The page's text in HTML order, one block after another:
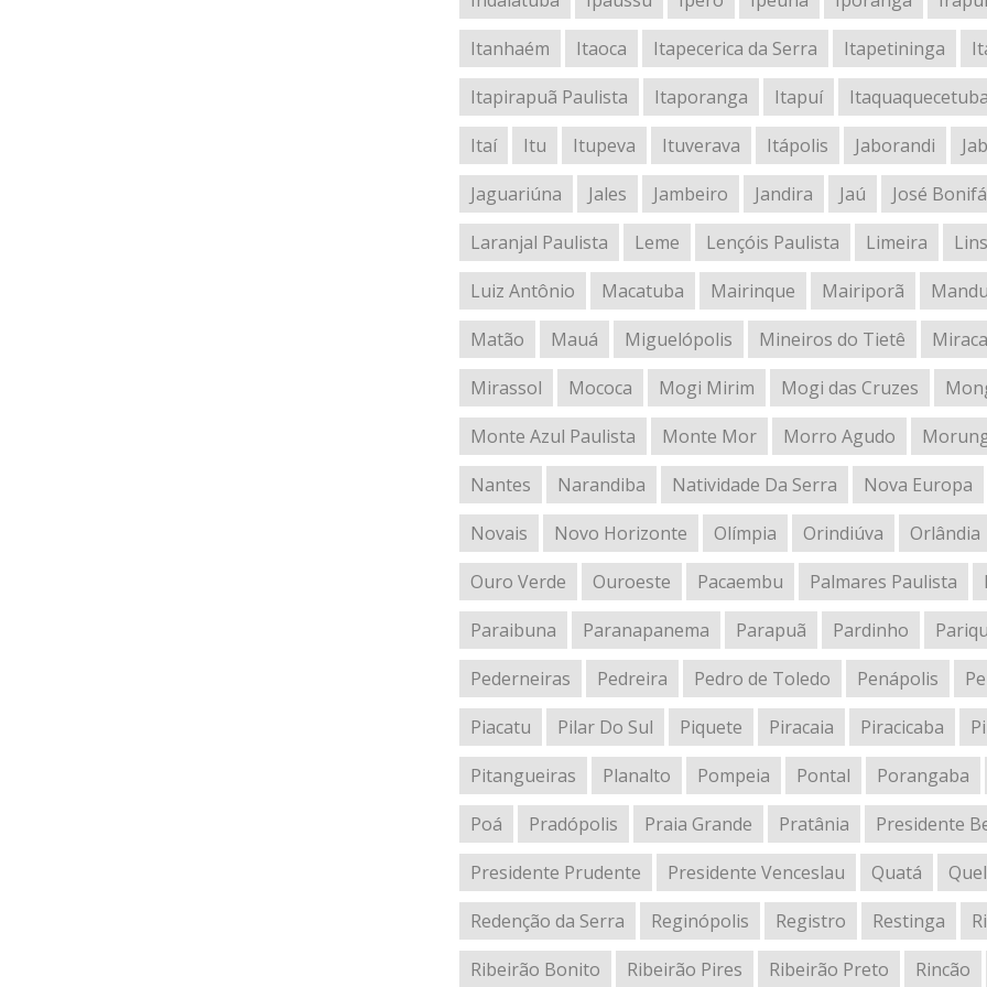
Itanhaém
Itaoca Itapecerica da Serra Itapetininga
Itapirapuã Paulista
Itaporanga Itapuí
Itaí
Itu Itupeva Ituverava Itápolis Jaborandi
Jaguariúna
Jales Jambeiro Jandira Jaú
José
Laranjal Paulista
Leme Lençóis Paulista Limeira
Lins
Luiz Antônio
Macatuba Mairinque Mairiporã
Matão
Mauá Miguelópolis Mineiros do Tietê
Mirassol
Mococa Mogi Mirim Mogi das Cruzes
Monte Azul Paulista
Monte Mor Morro Agudo
Nantes
Narandiba Natividade Da Serra
Nova Europa
Novais
Novo Horizonte Olímpia Orindiúva
Orlândia
Ouro Verde
Ouroeste Pacaembu Palmares Paulista
Paraibuna
Paranapanema Parapuã Pardinho
Pederneiras
Pedreira Pedro de Toledo Penápolis
Piacatu
Pilar Do Sul Piquete Piracaia Piracicaba
Pitangueiras
Planalto Pompeia Pontal
Porangaba
Poá
Pradópolis Praia Grande Pratânia
Presidente
Presidente Prudente
Presidente Venceslau Quatá
Redenção da Serra
Reginópolis Registro Restinga
Ribeirão Bonito
Ribeirão Pires Ribeirão Preto Rincão